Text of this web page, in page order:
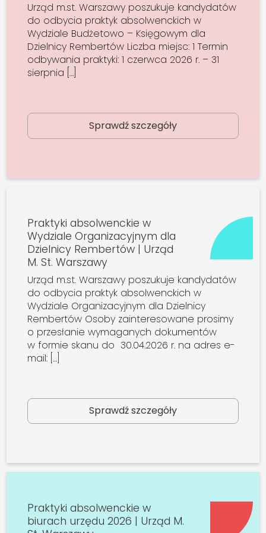
Urząd m.st. Warszawy poszukuje kandydatów
do odbycia praktyk absolwenckich w
Wydziale Budżetowo – Księgowym dla
Dzielnicy Rembertów Liczba miejsc: 1 Termin
odbywania praktyki: 1 czerwca 2026 r. – 31
sierpnia […]
Sprawdź szczegóły
Praktyki absolwenckie w
Wydziale Organizacyjnym dla
Dzielnicy Rembertów | Urząd
M. St. Warszawy
Urząd m.st. Warszawy poszukuje kandydatów
do odbycia praktyk absolwenckich w
Wydziale Organizacyjnym dla Dzielnicy
Rembertów Osoby zainteresowane prosimy
o przesłanie wymaganych dokumentów
w formie skanu do 30.04.2026 r. na adres e-
mail: […]
Sprawdź szczegóły
Praktyki absolwenckie w
biurach urzędu 2026 | Urząd M.